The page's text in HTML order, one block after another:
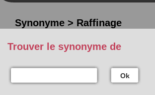
Synonyme > Raffinage
Trouver le synonyme de
Ok